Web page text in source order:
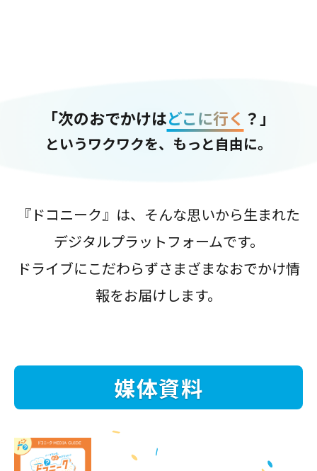
「次のおでかけはどこに行く ？」
というワクワクを、もっと自由に。
『ドコニーク』は、そんな思いから生まれた
デジタルプラットフォームです。
ドライブにこだわらずさまざまなおでかけ情
報をお届けします。
媒体資料